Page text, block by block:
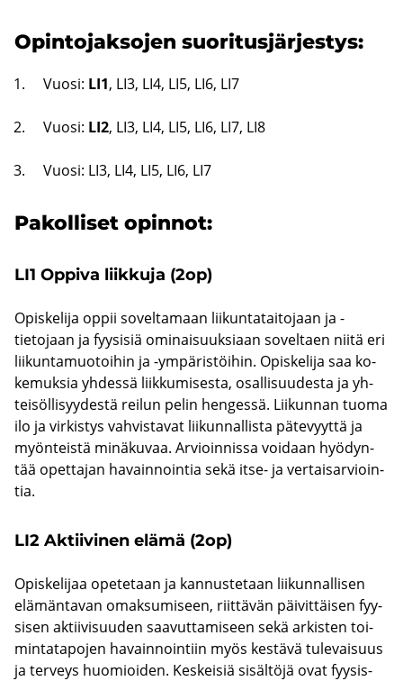
Opin­to­jak­so­jen suo­ri­tus­jär­jes­tys:
Vuosi: LI1, LI3, LI4, LI5, LI6, LI7
Vuosi: LI2, LI3, LI4, LI5, LI6, LI7, LI8
Vuosi: LI3, LI4, LI5, LI6, LI7
Pa­kol­li­set opin­not:
LI1 Op­pi­va liik­ku­ja (2op)
Opis­ke­li­ja oppii so­vel­ta­maan lii­kun­ta­tai­to­jaan ja -​
tietojaan ja fyy­si­siä omi­nai­suuk­si­aan so­vel­taen niitä eri
lii­kun­ta­muo­toi­hin ja -​ympäristöihin. Opis­ke­li­ja saa ko­
ke­muk­sia yh­des­sä liik­ku­mi­ses­ta, osal­li­suu­des­ta ja yh­
tei­söl­li­syy­des­tä rei­lun pelin hen­ges­sä. Lii­kun­nan tuoma
ilo ja vir­kis­tys vah­vis­ta­vat lii­kun­nal­lis­ta pä­te­vyyt­tä ja
myön­teis­tä mi­nä­ku­vaa. Ar­vioin­nis­sa voi­daan hyö­dyn­
tää opet­ta­jan ha­vain­noin­tia sekä itse- ja ver­tai­sar­vioin­
tia.
LI2 Ak­tii­vi­nen elämä (2op)
Opis­ke­li­jaa ope­te­taan ja kan­nus­te­taan lii­kun­nal­li­sen
elä­män­ta­van omak­su­mi­seen, riit­tä­vän päi­vit­täi­sen fyy­
si­sen ak­tii­vi­suu­den saa­vut­ta­mi­seen sekä ar­kis­ten toi­
min­ta­ta­po­jen ha­vain­noin­tiin myös kes­tä­vä tu­le­vai­suus
ja ter­veys huo­mioi­den. Kes­kei­siä si­säl­tö­jä ovat fyy­sis­